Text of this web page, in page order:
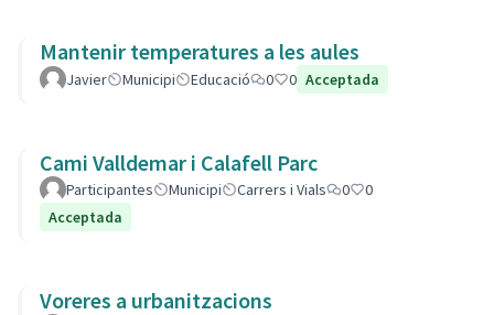
Mantenir temperatures a les aules
Javier Municipi Educació 0 0 Acceptada
Cami Valldemar i Calafell Parc
Participantes Municipi Carrers i Vials 0
0
Acceptada
Voreres a urbanitzacions